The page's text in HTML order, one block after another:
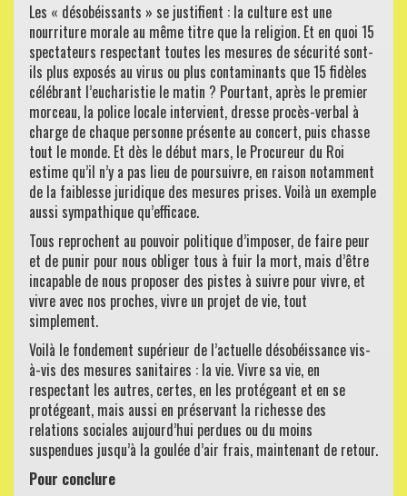
Les « désobéissants » se justifient : la culture est une
nourriture morale au même titre que la religion. Et en quoi 15
spectateurs respectant toutes les mesures de sécurité sont-
ils plus exposés au virus ou plus contaminants que 15 fidèles
célébrant l’eucharistie le matin ? Pourtant, après le premier
morceau, la police locale intervient, dresse procès-verbal à
charge de chaque personne présente au concert, puis chasse
tout le monde. Et dès le début mars, le Procureur du Roi
estime qu’il n’y a pas lieu de poursuivre, en raison notamment
de la faiblesse juridique des mesures prises. Voilà un exemple
aussi sympathique qu’efficace.
Tous reprochent au pouvoir politique d’imposer, de faire peur
et de punir pour nous obliger tous à fuir la mort, mais d’être
incapable de nous proposer des pistes à suivre pour vivre, et
vivre avec nos proches, vivre un projet de vie, tout
simplement.
Voilà le fondement supérieur de l’actuelle désobéissance vis-
à-vis des mesures sanitaires : la vie. Vivre sa vie, en
respectant les autres, certes, en les protégeant et en se
protégeant, mais aussi en préservant la richesse des
relations sociales aujourd’hui perdues ou du moins
suspendues jusqu’à la goulée d’air frais, maintenant de retour.
Pour conclure